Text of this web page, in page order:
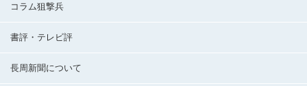
コラム狙撃兵
書評・テレビ評
長周新聞について